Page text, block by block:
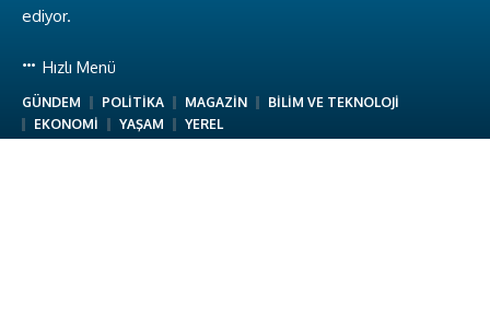
ediyor.
Hızlı Menü
GÜNDEM POLİTİKA MAGAZİN
BİLİM VE TEKNOLOJİ
EKONOMİ
YAŞAM YEREL